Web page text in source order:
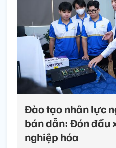
Đào tạo nhân lực
bán dẫn: Đón đầu
nghiệp hóa